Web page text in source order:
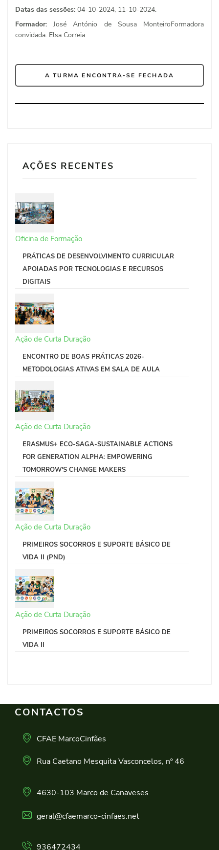
Datas das sessões: 04-10-2024, 11-10-2024.
Formador:José António de Sousa MonteiroFormadora
convidada: Elsa Correia
A TURMA ENCONTRA-SE FECHADA
AÇÕES RECENTES
Oficina de Formação
PRÁTICAS DE DESENVOLVIMENTO CURRICULAR
APOIADAS POR TECNOLOGIAS E RECURSOS
DIGITAIS
Ação de Curta Duração
ENCONTRO DE BOAS PRÁTICAS 2026-
METODOLOGIAS ATIVAS EM SALA DE AULA
Ação de Curta Duração
ERASMUS+ ECO-SAGA-SUSTAINABLE ACTIONS
FOR GENERATION ALPHA: EMPOWERING
TOMORROW'S CHANGE MAKERS
Ação de Curta Duração
PRIMEIROS SOCORROS E SUPORTE BÁSICO DE
VIDA II (PND)
Ação de Curta Duração
PRIMEIROS SOCORROS E SUPORTE BÁSICO DE
VIDA II
CONTACTOS
CFAE MarcoCinfães
Rua Caetano Mesquita Vasconcelos, nº 46
4630-103 Marco de Canaveses
geral@cfaemarco-cinfaes.net
936472434